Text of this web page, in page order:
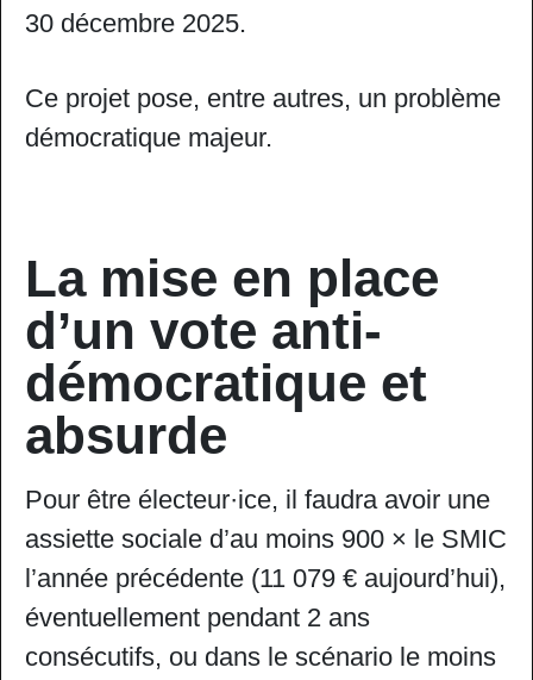
30 décembre 2025.
Ce projet pose, entre autres, un problème
démocratique majeur.
La mise en place
d’un vote anti-
démocratique et
absurde
Pour être électeur·ice, il faudra avoir une
assiette sociale d’au moins 900 × le SMIC
l’année précédente (11 079 € aujourd’hui),
éventuellement pendant 2 ans
consécutifs, ou dans le scénario le moins